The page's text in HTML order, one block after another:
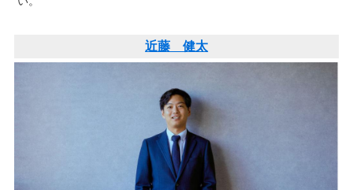
近藤 健太